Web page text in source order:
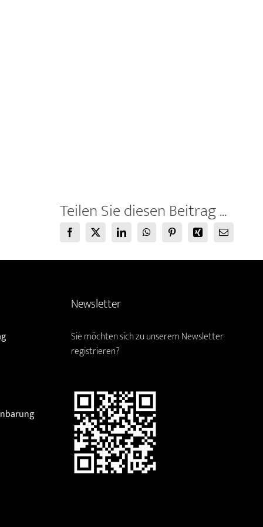
Teilen Sie diesen Beitrag ...
Facebook
X LinkedInWhatsAppPinterestXing
E-
Newsletter
Sie möchten sich zu unserem Newsletter
registrieren?